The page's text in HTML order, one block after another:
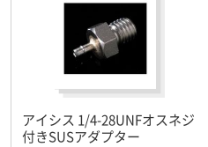
アイシス 1/4-28UNFオスネジ
付きSUSアダプター